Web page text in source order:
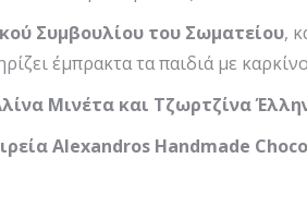
Συμβουλίου του Σωματείου,
έμπρακτα τα παιδιά με
Μινέτα και Τζωρτζίνα
Alexandros Handmade